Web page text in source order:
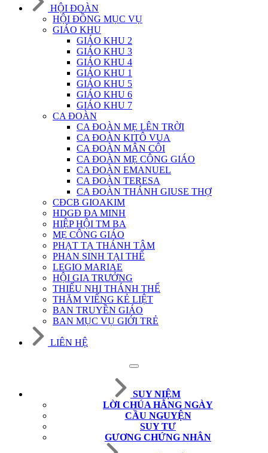
HỘI ĐOÀN
HỘI ĐỒNG MỤC VỤ
GIÁO KHU
GIÁO KHU 2
GIÁO KHU 3
GIÁO KHU 4
GIÁO KHU 1
GIÁO KHU 5
GIÁO KHU 6
GIÁO KHU 7
CA ĐOÀN
CA ĐOÀN MẸ LÊN TRỜI
CA ĐOÀN KITÔ VUA
CA ĐOÀN MÂN CÔI
CA ĐOÀN MẸ CÔNG GIÁO
CA ĐOÀN EMANUEL
CA ĐOÀN TERESA
CA ĐOÀN THÁNH GIUSE THỢ
CĐCB GIOAKIM
HDGĐ ĐA MINH
HIỆP HỘI TM BA
MẸ CÔNG GIÁO
PHẠT TẠ THÁNH TÂM
PHAN SINH TẠI THẾ
LEGIO MARIAE
HỘI GIA TRƯỞNG
THIẾU NHI THÁNH THỂ
THĂM VIẾNG KẺ LIỆT
BAN TRUYỀN GIÁO
BAN MỤC VỤ GIỚI TRẺ
LIÊN HỆ
SUY NIỆM
LỜI CHÚA HẰNG NGÀY
CẦU NGUYỆN
SUY TƯ
GƯƠNG CHỨNG NHÂN